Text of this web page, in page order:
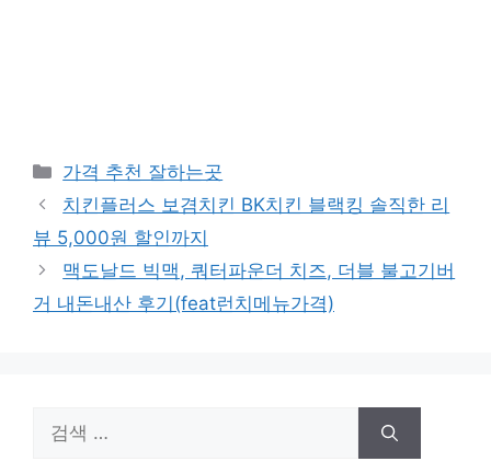
카
테
리
가격 추천 잘하는곳
치킨플러스 보겸치킨 BK치킨 블랙킹 솔직한 리
뷰 5,000원 할인까지
맥도날드 빅맥, 쿼터파운더 치즈, 더블 불고기버
거 내돈내산 후기(feat런치메뉴가격)
색: